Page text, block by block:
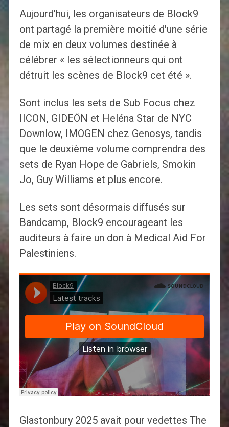
Aujourd'hui, les organisateurs de Block9
ont partagé la première moitié d'une série
de mix en deux volumes destinée à
célébrer « les sélectionneurs qui ont
détruit les scènes de Block9 cet été ».
Sont inclus les sets de Sub Focus chez
IICON, GIDEÖN et Heléna Star de NYC
Downlow, IMOGEN chez Genosys, tandis
que le deuxième volume comprendra des
sets de Ryan Hope de Gabriels, Smokin
Jo, Guy Williams et plus encore.
Les sets sont désormais diffusés sur
Bandcamp, Block9 encourageant les
auditeurs à faire un don à Medical Aid For
Palestiniens.
Glastonbury 2025 avait pour vedettes The